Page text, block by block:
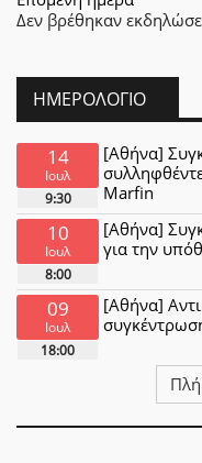
Δεν βρέθηκαν
ΗΜΕΡΟΛΌΓΙΟ
14
Ιουλ
9:30
[Αθήνα]
Marfin
10
Ιουλ
8:00
[Αθήνα]
για την
09
Ιουλ
18:00
[Αθήνα]